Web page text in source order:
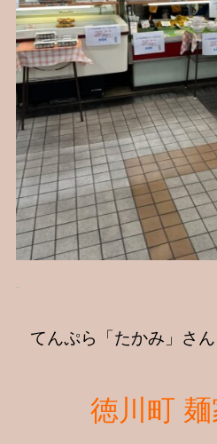
てんぷら「たかみ」さ
徳川町